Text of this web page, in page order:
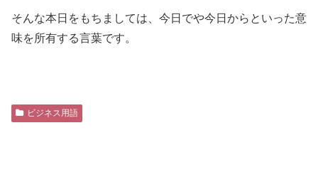
そんな本日をもちましては、今日でや今日からといった意
味を所有する言葉です。
ビジネス用語